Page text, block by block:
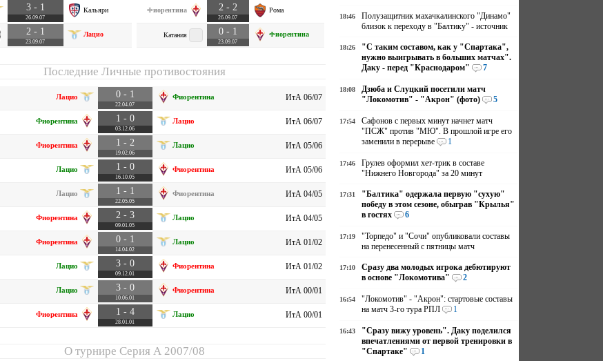
3 - 1
26.09.07
Кальяри
2 - 1
23.09.07
Лацио
Фиорентина 2 - 2
26.09.07
Рома
Катания 0 - 1
23.09.07
Фиорентина
Последние Личные противостояния
Лацио 0 - 1
22.04.07
Фиорентина ИтА 06/07
Фиорентина 1 - 0
03.12.06
Лацио ИтА 06/07
Фиорентина 1 - 2
19.02.06
Лацио ИтА 05/06
Лацио 1 - 0
16.10.05
Фиорентина ИтА 05/06
Лацио 1 - 1
22.05.05
Фиорентина ИтА 04/05
Фиорентина 2 - 3
09.01.05
Лацио ИтА 04/05
Фиорентина 0 - 1
14.04.02
Лацио ИтА 01/02
Лацио 3 - 0
09.12.01
Фиорентина ИтА 01/02
Лацио 3 - 0
10.06.01
Фиорентина ИтА 00/01
Фиорентина 1 - 4
28.01.01
Лацио ИтА 00/01
О турнире Серия А 2007/08
18:46
Полузащитник махачкалинского "Динамо"
близок к переходу в "Балтику" - источник
18:26
"С таким составом, как у "Спартака",
нужно выигрывать в больших матчах".
Даку - перед "Краснодаром"
7
18:08
Дзюба и Слуцкий посетили матч
"Локомотив" - "Акрон" (фото)
5
17:54
Сафонов с первых минут начнет матч
"ПСЖ" против "МЮ". В прошлой игре его
заменили в перерыве
1
17:46
Грулев оформил хет-трик в составе
"Нижнего Новгорода" за 20 минут
17:31
"Балтика" одержала первую "сухую"
победу в этом сезоне, обыграв "Крылья"
в гостях
6
17:19
"Торпедо" и "Сочи" опубликовали составы
на перенесенный с пятницы матч
17:10
Сразу два молодых игрока дебютируют
в основе "Локомотива"
2
16:54
"Локомотив" - "Акрон": стартовые составы
на матч 3-го тура РПЛ
1
16:43
"Сразу вижу уровень". Даку поделился
впечатлениями от первой тренировки в
"Спартаке"
1